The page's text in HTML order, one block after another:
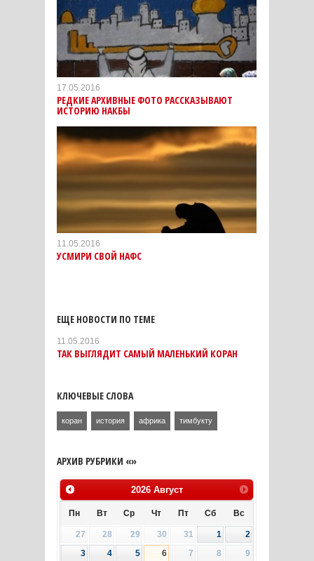
17.05.2016
РЕДКИЕ АРХИВНЫЕ ФОТО РАССКАЗЫВАЮТ
ИСТОРИЮ НАКБЫ
11.05.2016
УСМИРИ СВОЙ НАФС
ЕЩЕ НОВОСТИ ПО ТЕМЕ
11.05.2016
ТАК ВЫГЛЯДИТ САМЫЙ МАЛЕНЬКИЙ КОРАН
КЛЮЧЕВЫЕ СЛОВА
коран история африка тимбукту
АРХИВ РУБРИКИ «»
2026 Август
Пн Вт Ср Чт Пт Сб Вс
27 28 29 30 31 1
2
3
4 5 6 7 8
9